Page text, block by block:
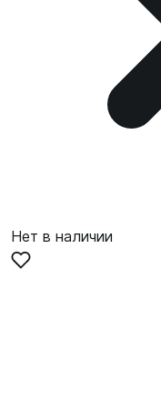
Нет в наличии